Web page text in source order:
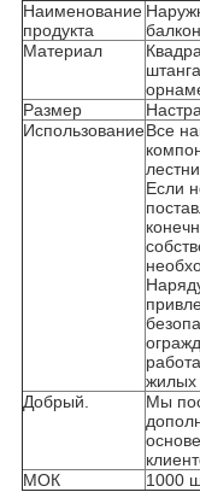
Наименование
продукта
Материал
Размер
ИспользованиеВсе
Если
жилых
Добрый.
Мы
МОК
1000